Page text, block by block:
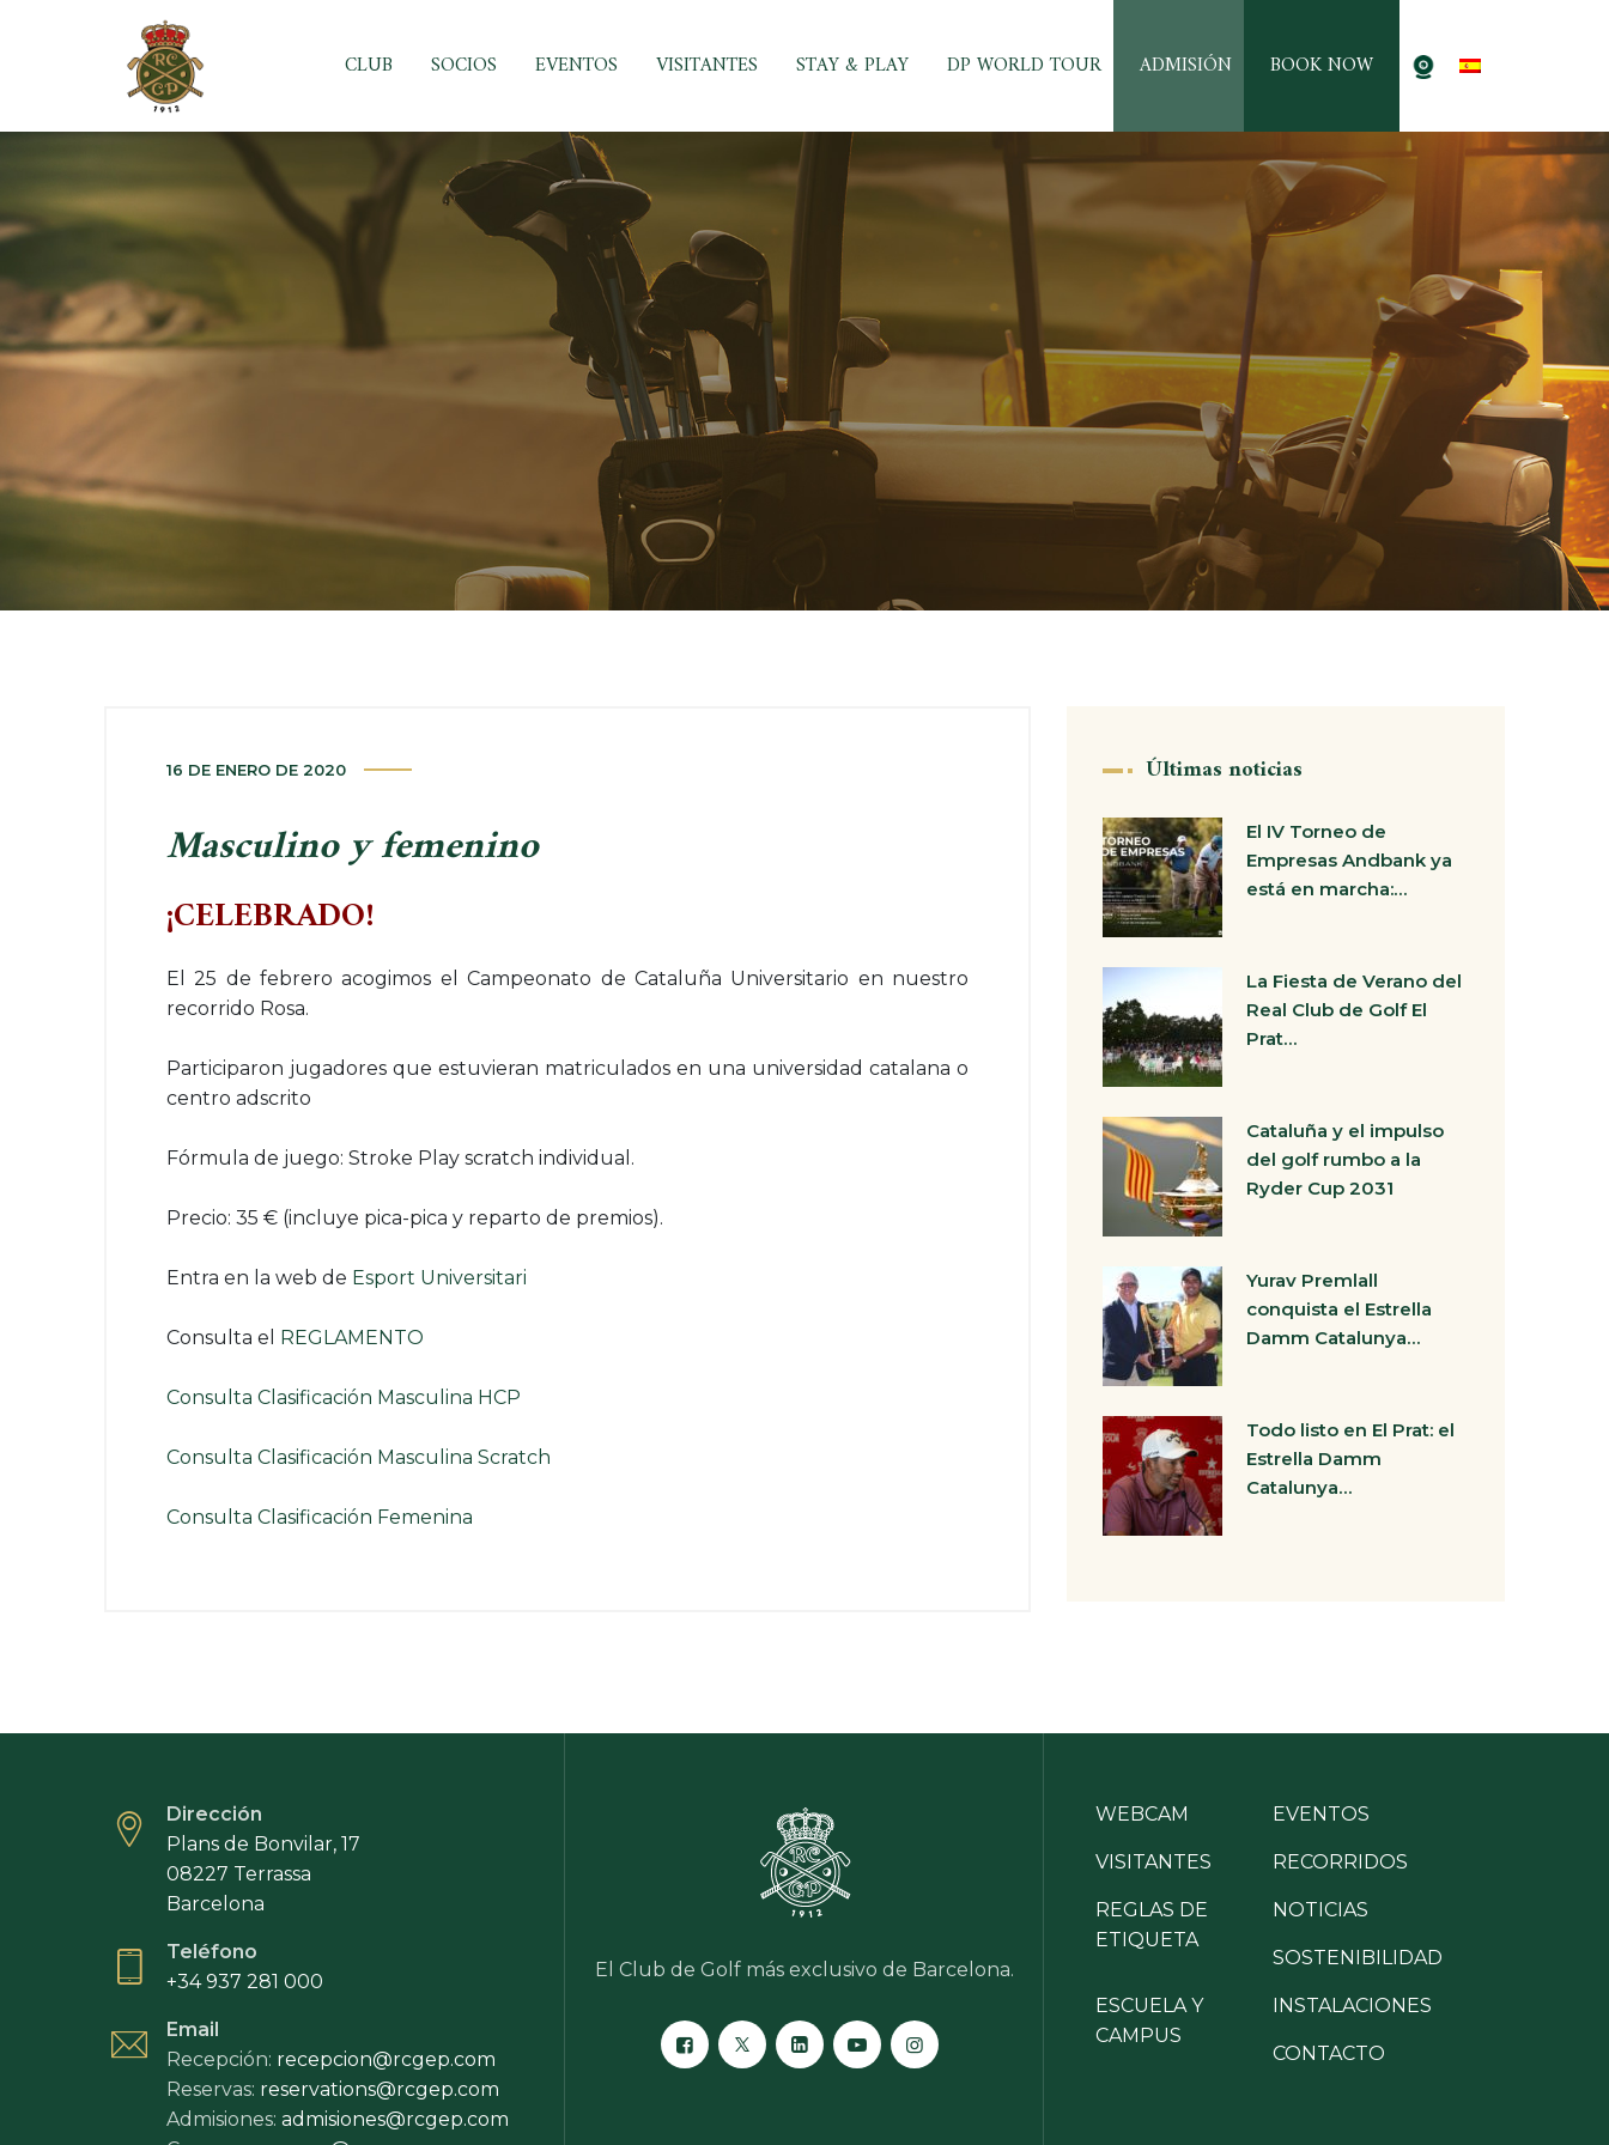
CLUB SOCIOS EVENTOS VISITANTES STAY & PLAY DP WORLD TOUR ADMISIÓN BOOK NOW
16 DE ENERO DE 2020
Masculino y femenino
¡CELEBRADO!
El 25 de febrero acogimos el Campeonato de Cataluña Universitario en nuestro
recorrido Rosa.
Participaron jugadores que estuvieran matriculados en una universidad catalana o
centro adscrito
Fórmula de juego: Stroke Play scratch individual.
Precio: 35 € (incluye pica-pica y reparto de premios).
Entra en la web de Esport Universitari
Consulta el REGLAMENTO
Consulta Clasificación Masculina HCP
Consulta Clasificación Masculina Scratch
Consulta Clasificación Femenina
Últimas noticias
El IV Torneo de
Empresas Andbank ya
está en marcha:…
La Fiesta de Verano del
Real Club de Golf El
Prat…
Cataluña y el impulso
del golf rumbo a la
Ryder Cup 2031
Yurav Premlall
conquista el Estrella
Damm Catalunya…
Todo listo en El Prat: el
Estrella Damm
Catalunya…
Dirección
Plans de Bonvilar, 17
08227 Terrassa
Barcelona
Teléfono
+34 937 281 000
Email
Recepción: recepcion@rcgep.com
Reservas: reservations@rcgep.com
Admisiones: admisiones@rcgep.com
El Club de Golf más exclusivo de Barcelona.
WEBCAM EVENTOS
VISITANTES RECORRIDOS
REGLAS DE
ETIQUETA
NOTICIAS
SOSTENIBILIDAD
ESCUELA Y
CAMPUS
INSTALACIONES
CONTACTO